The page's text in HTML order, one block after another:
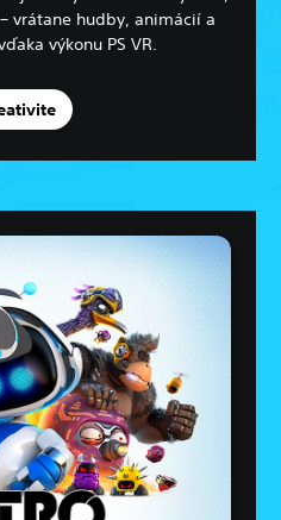
vrátane hudby, animácií a
výkonu PS VR.